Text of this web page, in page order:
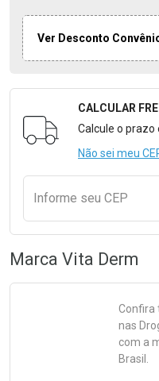
Ver Desconto
Formulário para
CALCULAR
Calcule o prazo
Não sei meu
Informe seu CEP
Marca Vita Derm
Confira
nas
com a
Brasil.